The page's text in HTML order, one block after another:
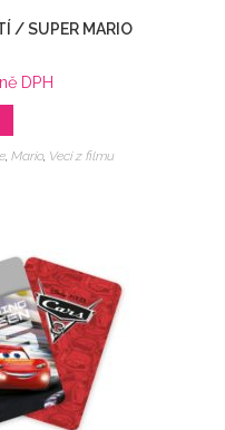
/ SUPER MARIO
DPH
, Mario, Veci z filmu